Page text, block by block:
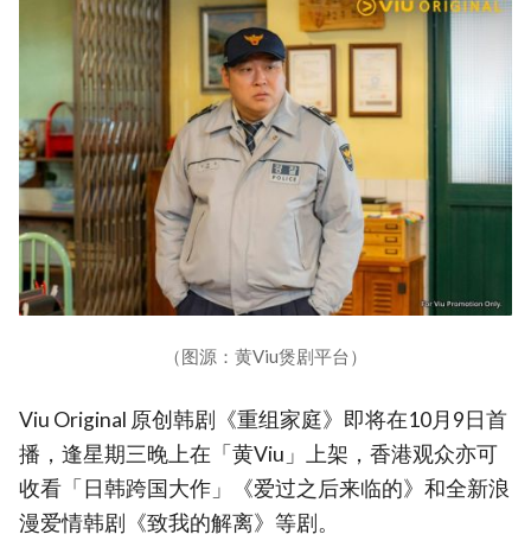
（图源：黄Viu煲剧平台）
Viu Original 原创韩剧《重组家庭》即将在10月9日首
播，逢星期三晚上在「黄Viu」上架，香港观众亦可
收看「日韩跨国大作」《爱过之后来临的》和全新浪
漫爱情韩剧《致我的解离》等剧。